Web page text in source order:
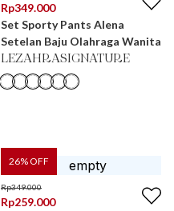
Rp349.000
Set Sporty Pants Alena
Setelan Baju Olahraga Wanita
LEZAHRASIGNATURE
26% OFF
Rp349.000
Rp259.000